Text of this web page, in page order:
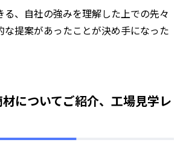
る、自社の強みを理解した上での先々
な提案があったことが決め手になった
についてご紹介、工場見学レ